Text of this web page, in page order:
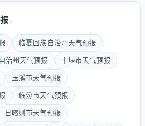
临夏回族自治州天气预报
治州天气预报 十堰市天气预报
玉溪市天气预报
临汾市天气预报
日喀则市天气预报